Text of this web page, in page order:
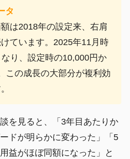
タ
は2018年の設定来、右肩
けています。2025年11月時
り、設定時の10,000円か
この成長の大部分が複利効
を見ると、「3年目あたりか
ドが明らかに変わった」「5
益がほぼ同額になった」と